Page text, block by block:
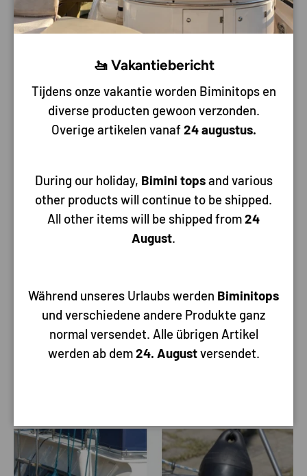
Kotflügel immer die perfekte Höhe.
Aufbewahrung Ihrer Kotflügel
Mit dem Fastfender ist die Aufbewahrung Ihrer Kotflügel ganz
einfach. Hängen Sie sie beispielsweise am Heck Ihres Schiffes
🚤 Vakantiebericht
Tijdens onze vakantie worden Biminitops en
diverse producten gewoon verzonden.
Overige artikelen vanaf24 augustus.
During our holiday, Bimini topsand various
other products will continue to be shipped.
All other items will be shipped from24
August.
Während unseres Urlaubs werden Biminitops
und verschiedene andere Produkte ganz
normal versendet. Alle übrigen Artikel
werden ab dem24. Augustversendet.